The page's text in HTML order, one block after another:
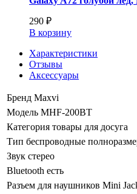
290 ₽
В корзину
Характеристики
Отзывы
Аксессуары
Бренд Maxvi
Модель MHF-200BT
Категория товары для досуга
Тип беспроводные
Звук стерео
Bluetooth есть
Разъем для наушников Mini